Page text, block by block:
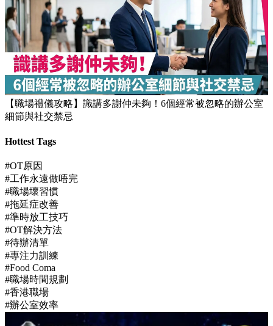
【職場禮儀攻略】識講多謝仲未夠！6個經常被忽略的辦公室
細節與社交禁忌
Hottest Tags
#OT原因
#工作永遠做唔完
#職場壞習慣
#拖延症改善
#準時放工技巧
#OT解決方法
#待辦清單
#專注力訓練
#Food Coma
#職場時間規劃
#香港職場
#辦公室效率